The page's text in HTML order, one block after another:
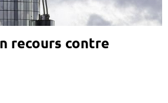
recours contre